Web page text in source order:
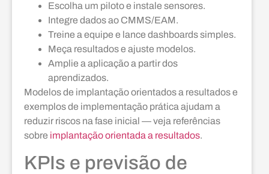
Escolha um piloto e instale sensores.
Integre dados ao CMMS/EAM.
Treine a equipe e lance dashboards simples.
Meça resultados e ajuste modelos.
Amplie a aplicação a partir dos
aprendizados.
Modelos de implantação orientados a resultados e
exemplos de implementação prática ajudam a
reduzir riscos na fase inicial — veja referências
sobre implantação orientada a resultados.
KPIs e previsão de